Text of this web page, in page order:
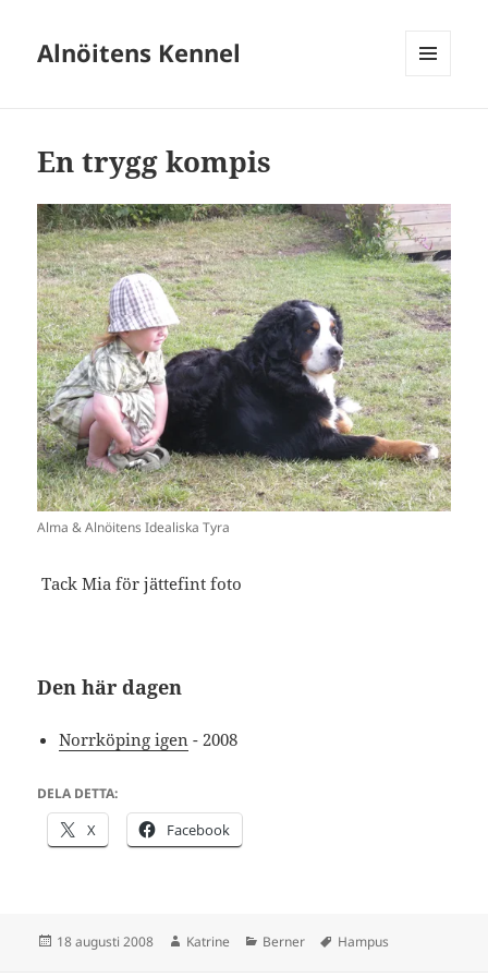
Alnöitens Kennel
En trygg kompis
Alma & Alnöitens Idealiska Tyra
Tack Mia för jättefint foto
Den här dagen
Norrköping igen - 2008
DELA DETTA:
X Facebook
Postat
18 augusti 2008 Författare
Katrine Kategorier
Berner Taggar
Hampus